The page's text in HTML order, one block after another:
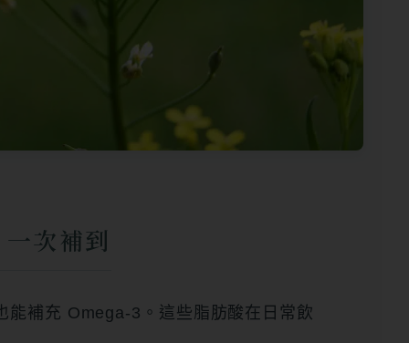
次補到
補充 Omega-3。這些脂肪酸在日常飲